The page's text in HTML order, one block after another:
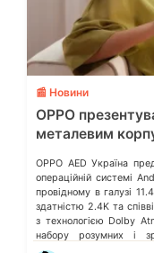
📰 Новини
OPPO
металевим
OPPO AED Україна
операційній системі
провідному в галузі
здатністю 2.4K та
з технологією Dolby
набору розумних і
пристроїв, OPPO Pad […]